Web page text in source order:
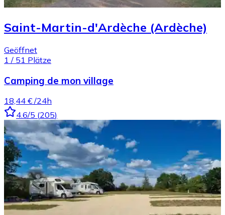
Saint-Martin-d'Ardèche (Ardèche)
Geöffnet
1 / 51 Plätze
Camping de mon village
18,44 € /24h
4.6/5 (205)